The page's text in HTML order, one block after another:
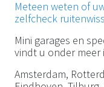
Meteen weten of
zelfcheck
Mini garages en
vindt u onder meer
Amsterdam,